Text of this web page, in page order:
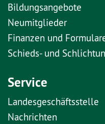
Bildungsangebote
Neumitglieder
Finanzen und
Schieds- und
Service
Landesgeschäftsstelle
Nachrichten